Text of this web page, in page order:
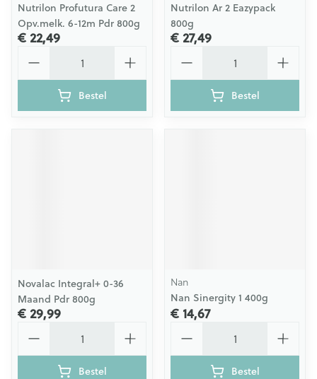
Nutrilon Profutura Care 2
Opv.melk. 6-12m Pdr 800g
€ 22,49
Bestel
Nutrilon Ar 2 Eazypack
800g
€ 27,49
Bestel
Novalac Integral+ 0-36
Maand Pdr 800g
€ 29,99
Bestel
Nan
Nan Sinergity 1 400g
€ 14,67
Bestel